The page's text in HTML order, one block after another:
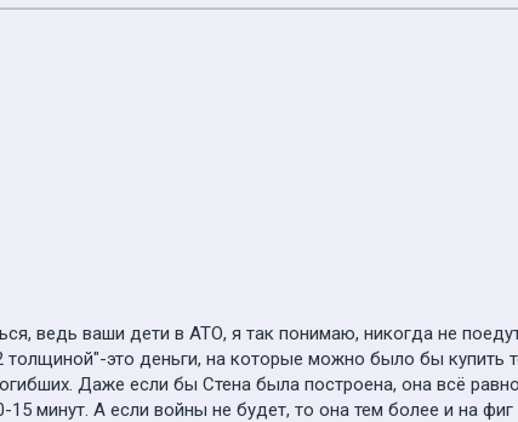
ведь ваши дети в АТО, я так понимаю, никогда не
это деньги, на которые можно было бы купить
Даже если бы Стена была построена, она всё
15 минут. А если войны не будет, то она тем более и на